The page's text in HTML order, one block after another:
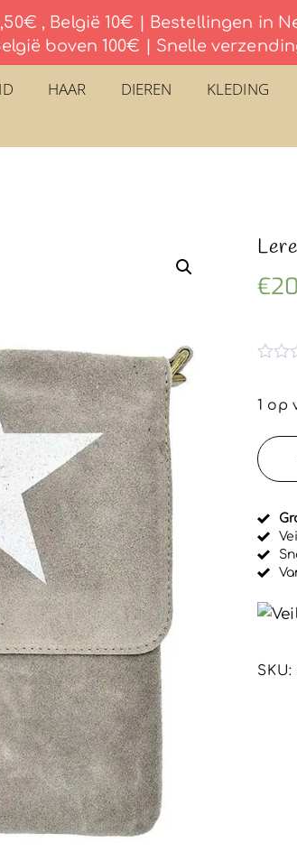
, België 10€ | Bestellingen in
boven 100€ | Snelle
HAAR DIEREN KLEDING
€
w
r
d
e
d
0
u
i
t
1 op
SKU: